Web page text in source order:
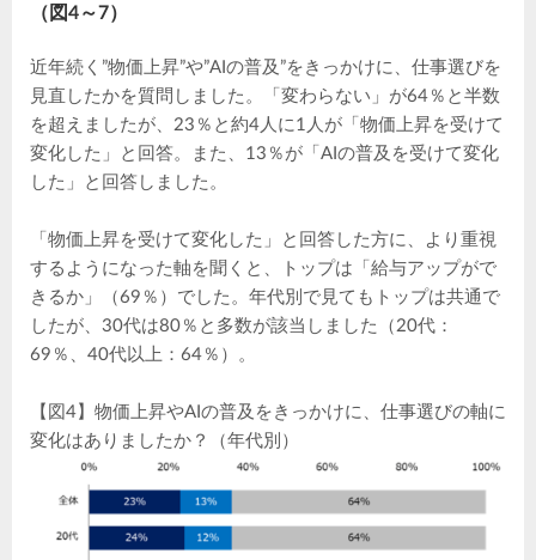
（図4～7）
近年続く”物価上昇”や”AIの普及”をきっかけに、仕事選びを
見直したかを質問しました。「変わらない」が64％と半数
を超えましたが、23％と約4人に1人が「物価上昇を受けて
変化した」と回答。また、13％が「AIの普及を受けて変化
した」と回答しました。
「物価上昇を受けて変化した」と回答した方に、より重視
するようになった軸を聞くと、トップは「給与アップがで
きるか」（69％）でした。年代別で見てもトップは共通で
したが、30代は80％と多数が該当しました（20代：
69％、40代以上：64％）。
【図4】物価上昇やAIの普及をきっかけに、仕事選びの軸に
変化はありましたか？（年代別）